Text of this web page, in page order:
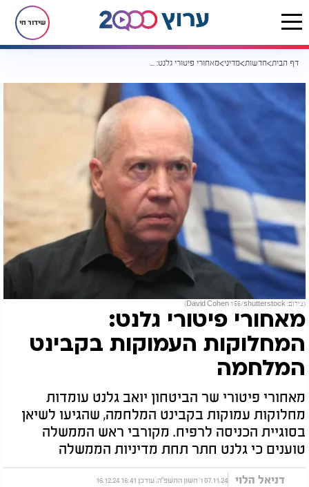
שידור חי
דף הבית חדשות מדיני מאחורי פיטורי גלנט: המחלוקות העמוקות בקבינט המלחמה
(צילום: David Cohen 156/shutterstock)
מאחורי פיטורי גלנט:
המחלוקות העמוקות בקבינט
המלחמה
מאחורי פיטורי שר הביטחון יואב גלנט עומדות
מחלוקות עמוקות בקבינט המלחמה, שהגיעו לשיאן
בסוגיית הכניסה לרפיח. מקורבי ראש הממשלה
טוענים כי גלנט חתר תחת מדיניות הממשלה
דניאל הלוי 07.11.24 ו' חשון התשפ"ה, עודכן 16:41 16.12.24